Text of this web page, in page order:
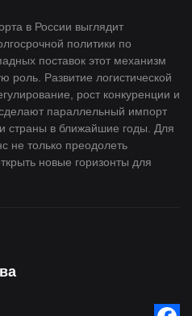
в России выглядит
политики по
поставок этот механизм
роль. Развитие логистической
рост конкуренции и
параллельный импорт
страны в ближайшие годы. Для
не только преодолеть
новые горизонты для